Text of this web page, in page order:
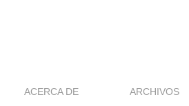
ACERCA DE ARCHIVOS